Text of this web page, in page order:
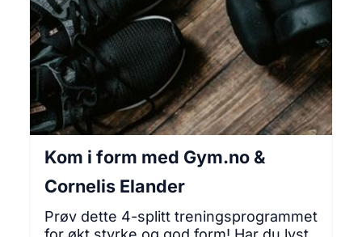
Kom i form med Gym.no &
Cornelis Elander
Prøv dette 4-splitt treningsprogrammet